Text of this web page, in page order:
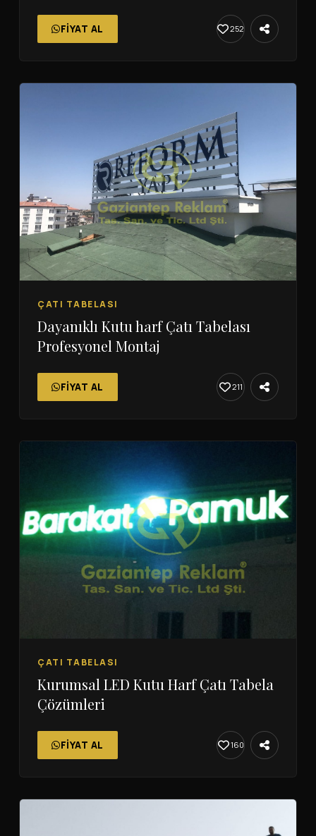
FIYAT AL 252
ÇATI TABELASI
Dayanıklı Kutu harf Çatı Tabelası
Profesyonel Montaj
FIYAT AL 211
ÇATI TABELASI
Kurumsal LED Kutu Harf Çatı Tabela
Çözümleri
FIYAT AL 160